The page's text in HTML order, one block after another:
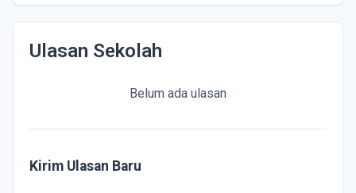
Ulasan Sekolah
Belum ada ulasan
Kirim Ulasan Baru